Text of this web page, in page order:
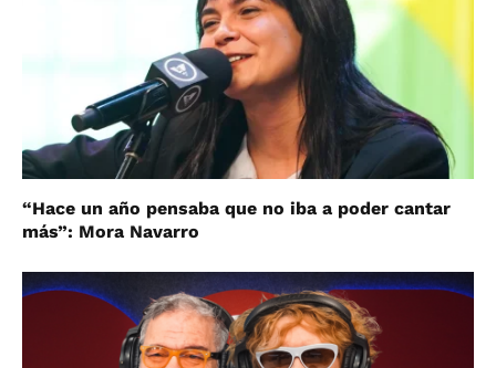
“Hace un año pensaba que no iba a poder cantar
más”: Mora Navarro